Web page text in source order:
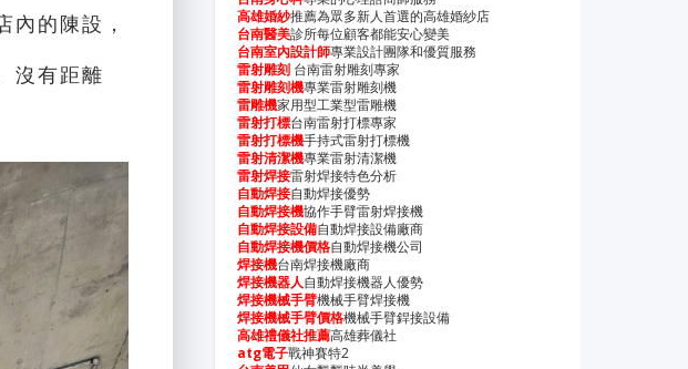
內的陳設，
沒有距離
高雄婚紗推薦為眾多新人首選的高雄婚紗店
台南醫美診所每位顧客都能安心變美
台南室內設計師專業設計團隊和優質服務
雷射雕刻 台南雷射雕刻專家
雷射雕刻機專業雷射雕刻機
雷雕機家用型工業型雷雕機
雷射打標台南雷射打標專家
雷射打標機手持式雷射打標機
雷射清潔機專業雷射清潔機
雷射焊接雷射焊接特色分析
自動焊接自動焊接優勢
自動焊接機協作手臂雷射焊接機
自動焊接設備自動焊接設備廠商
自動焊接機價格自動焊接機公司
焊接機台南焊接機廠商
焊接機器人自動焊接機器人優勢
焊接機械手臂機械手臂焊接機
焊接機械手臂價格機械手臂銲接設備
高雄禮儀社推薦高雄葬儀社
atg電子戰神賽特2